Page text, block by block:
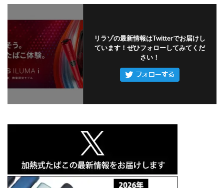
リラゾの最新情報はTwitterでお届けし
ています！ぜひフォローしてみてくだ
さい！